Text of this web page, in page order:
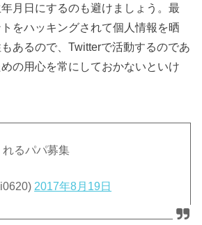
月日にするのも避けましょう。最
をハッキングされて個人情報を晒
あるので、Twitterで活動するのであ
の用心を常にしておかないといけ
るパパ募集
2017年8月19日